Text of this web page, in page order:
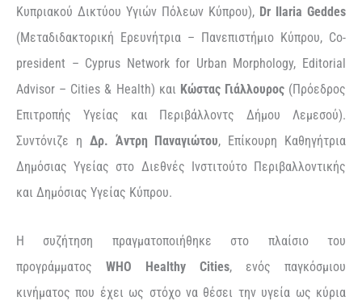
Κυπριακού Δικτύου Υγιών Πόλεων Κύπρου), Dr Ilaria Geddes
(Μεταδιδακτορική Ερευνήτρια – Πανεπιστήμιο Κύπρου, Co-
president – Cyprus Network for Urban Morphology, Editorial
Advisor – Cities & Health) και Κώστας Γιάλλουρος(Πρόεδρος
Επιτροπής Υγείας και Περιβάλλοντς Δήμου Λεμεσού).
Συντόνιζε η Δρ. Άντρη Παναγιώτου, Επίκουρη Καθηγήτρια
Δημόσιας Υγείας στο Διεθνές Ινστιτούτο Περιβαλλοντικής
και Δημόσιας Υγείας Κύπρου.
Η συζήτηση πραγματοποιήθηκε στο πλαίσιο του
προγράμματος WHO Healthy Cities, ενός παγκόσμιου
κινήματος που έχει ως στόχο να θέσει την υγεία ως κύρια